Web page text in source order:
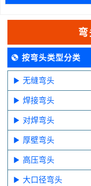
按弯头类型分类
无缝弯头
焊接弯头
对焊弯头
厚壁弯头
高压弯头
大口径弯头